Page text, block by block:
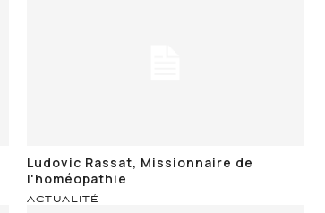
Ludovic Rassat, Missionnaire de
l'homéopathie
ACTUALITÉ